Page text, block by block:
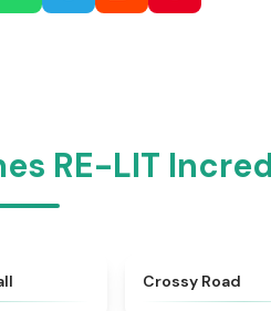
RE-LIT
Crossy Road